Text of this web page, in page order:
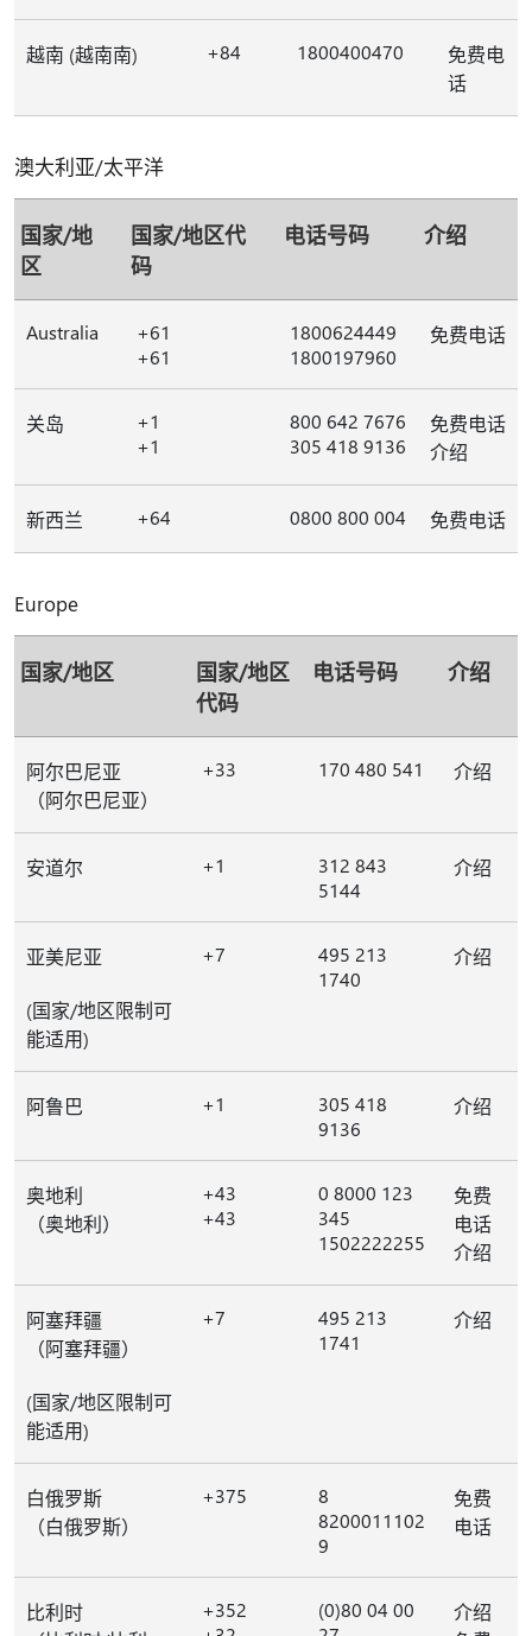
越南 (越南南) +84 1800400470
免费电
话
澳大利亚/太平洋
国家/地
区
国家/地区代
码
电话号码 介绍
Australia
+61
+61
1800624449
1800197960
免费电话
关岛
+1
+1
800 642 7676
305 418 9136
免费电话
介绍
新西兰 +64 0800 800 004 免费电话
Europe
国家/地区
国家/地区
代码
电话号码 介绍
阿尔巴尼亚
（阿尔巴尼亚）
+33 170 480 541 介绍
安道尔 +1
312 843
5144
介绍
亚美尼亚
(国家/地区限制可
能适用)
+7
495 213
1740
介绍
阿鲁巴 +1
305 418
9136
介绍
奥地利
（奥地利）
+43
+43
0 8000 123
345
1502222255
免费
电话
介绍
阿塞拜疆
（阿塞拜疆）
(国家/地区限制可
能适用)
+7
495 213
1741
介绍
白俄罗斯
（白俄罗斯）
+375
8
8200011102
9
免费
电话
比利时
+352
(0)80 04 00
介绍